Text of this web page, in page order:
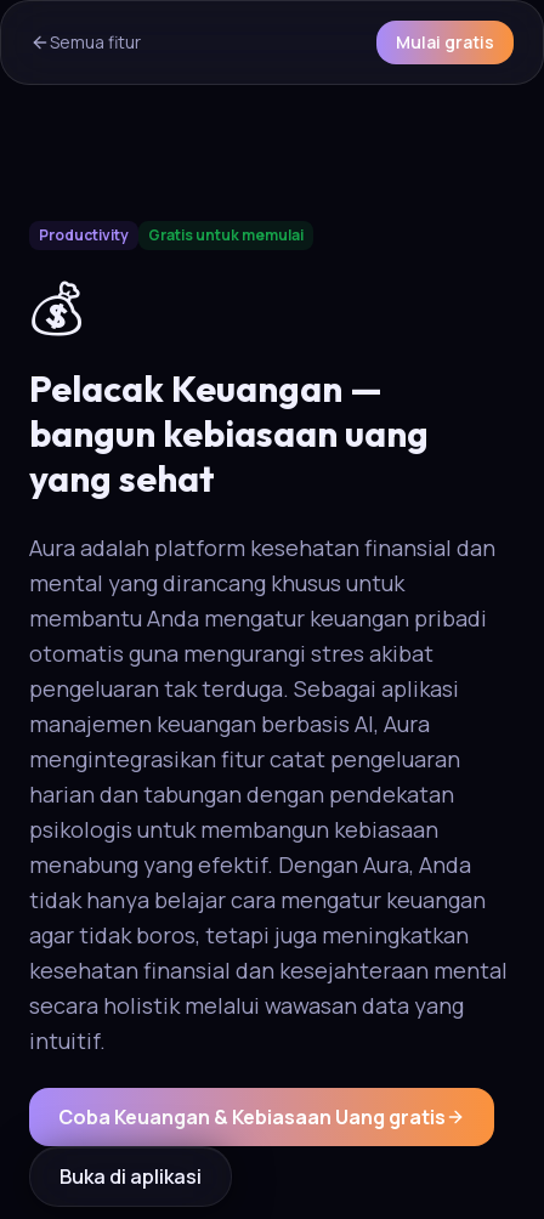
Semua fitur Mulai gratis
AuraKeuangan & Kebiasaan Uang
Productivity Gratis untuk memulai
💰
Pelacak Keuangan —
bangun kebiasaan uang
yang sehat
Aura adalah platform kesehatan finansial dan
mental yang dirancang khusus untuk
membantu Anda mengatur keuangan pribadi
otomatis guna mengurangi stres akibat
pengeluaran tak terduga. Sebagai aplikasi
manajemen keuangan berbasis AI, Aura
mengintegrasikan fitur catat pengeluaran
harian dan tabungan dengan pendekatan
psikologis untuk membangun kebiasaan
menabung yang efektif. Dengan Aura, Anda
tidak hanya belajar cara mengatur keuangan
agar tidak boros, tetapi juga meningkatkan
kesehatan finansial dan kesejahteraan mental
secara holistik melalui wawasan data yang
intuitif.
Coba Keuangan & Kebiasaan Uang gratis
Buka di aplikasi